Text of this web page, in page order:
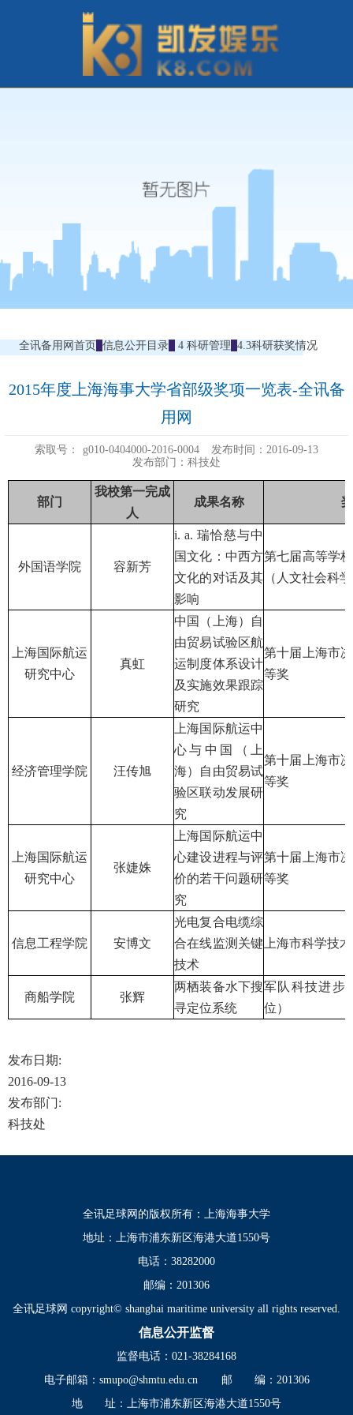
全讯备用网首页 信息公开目录 4 科研管理 4.3科研获奖情况
2015年度上海海事大学省部级奖项一览表-全讯备
用网
索取号： g010-0404000-2016-0004
发布时间：2016-09-13
发布部门：科技处
部门
我校第一完成
人
成果名称
外国语学院 容新芳
i. a. 瑞恰慈与中
国文化：中西方
文化的对话及其
影响
第七届高等学
（人文社会科
上海国际航运
研究中心
真虹
中国（上海）自
由贸易试验区航
运制度体系设计
及实施效果跟踪
研究
第十届上海市
等奖
经济管理学院 汪传旭
上海国际航运中
心与中国（上
海）自由贸易试
验区联动发展研
究
第十届上海市
等奖
上海国际航运
研究中心
张婕姝
上海国际航运中
心建设进程与评
价的若干问题研
究
第十届上海市
等奖
信息工程学院 安博文
光电复合电缆综
合在线监测关键
技术
上海市科学技
商船学院 张辉
两栖装备水下搜
寻定位系统
军队科技进步
位）
发布日期:
2016-09-13
发布部门:
科技处
全讯足球网的版权所有：上海海事大学
地址：上海市浦东新区海港大道1550号
电话：38282000
邮编：201306
全讯足球网 copyright© shanghai maritime university all rights reserved.
信息公开监督
监督电话：021-38284168
电子邮箱： smupo@shmtu.edu.cn
邮 编：201306
地 址：上海市浦东新区海港大道1550号